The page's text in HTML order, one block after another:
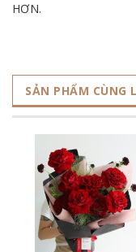
HƠN.
SẢN PHẨM CÙNG